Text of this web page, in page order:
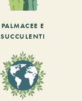
PALMACEE E
SUCCULENTI